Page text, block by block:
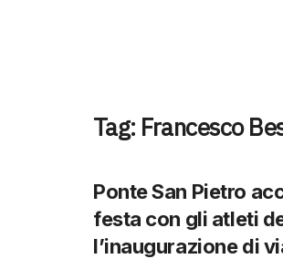
Tag: Francesco
Ponte San Pietro
festa con gli atleti
l’inaugurazione di